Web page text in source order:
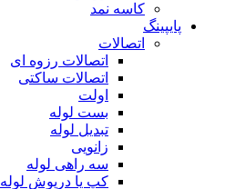
کاسه نمد
پایپینگ
اتصالات
اتصالات رزوه ای
اتصالات ساکتی
اولت
بست لوله
تبدیل لوله
زانویی
سه راهی لوله
کپ یا درپوش لوله